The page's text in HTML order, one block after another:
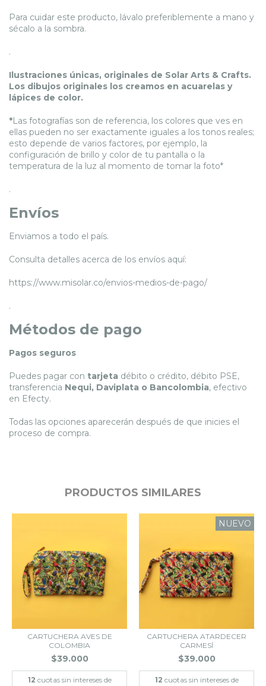
Para cuidar este producto, lávalo preferiblemente a mano y
sécalo a la sombra.
.
Ilustraciones únicas, originales de Solar Arts & Crafts.
Los dibujos originales los creamos en acuarelas y
lápices de color.
*Las fotografías son de referencia, los colores que ves en
ellas pueden no ser exactamente iguales a los tonos reales;
esto depende de varios factores, por ejemplo, la
configuración de brillo y color de tu pantalla o la
temperatura de la luz al momento de tomar la foto*
.
Envíos
Enviamos a todo el país.
Consulta detalles acerca de los envíos aquí:
https://www.misolar.co/envios-medios-de-pago/
.
Métodos de pago
Pagos seguros
Puedes pagar con tarjeta débito o crédito, débito PSE,
transferencia Nequi, Daviplata o Bancolombia, efectivo
en Efecty.
Todas las opciones aparecerán después de que inicies el
proceso de compra.
PRODUCTOS SIMILARES
CARTUCHERA AVES DE
COLOMBIA
$39.000
12 cuotas sin intereses de
NUEVO
CARTUCHERA ATARDECER
CARMESÍ
$39.000
12 cuotas sin intereses de